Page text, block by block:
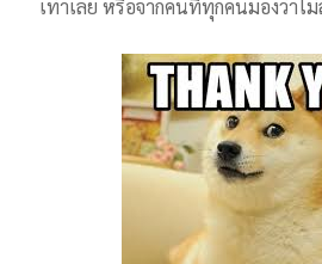
เท่าเลย หรือจากคนที่ทุกคนมองว่าไ